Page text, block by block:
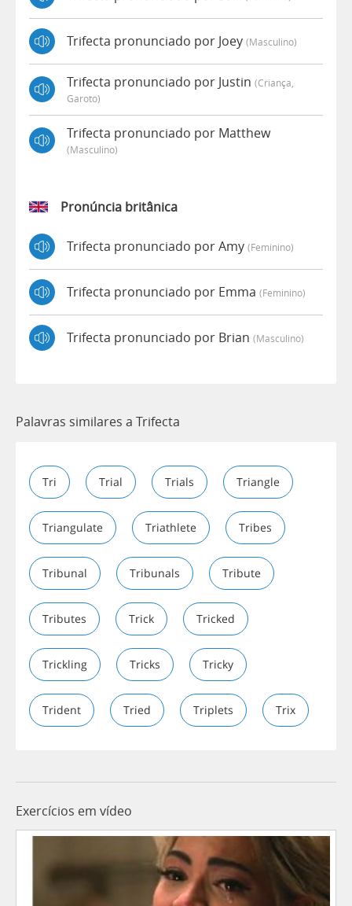
Trifecta pronunciado por Joey (masculino)
Trifecta pronunciado por Justin (criança,
Garoto)
Trifecta pronunciado por Matthew
(masculino)
Pronúncia britânica
Trifecta pronunciado por Amy (feminino)
Trifecta pronunciado por Emma (feminino)
Trifecta pronunciado por Brian (masculino)
Palavras similares a Trifecta
Tri Trial Trials Triangle
Triangulate Triathlete Tribes
Tribunal Tribunals Tribute
Tributes Trick Tricked
Trickling Tricks Tricky
Trident Tried Triplets Trix
Exercícios em vídeo